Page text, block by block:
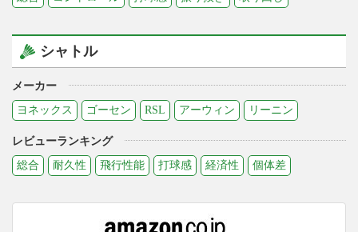
シャトル
メーカー
ヨネックス
ゴーセン RSL アーウィン リーニン
レビューランキング
総合
耐久性 飛行性能 打球感 経済性 個体差